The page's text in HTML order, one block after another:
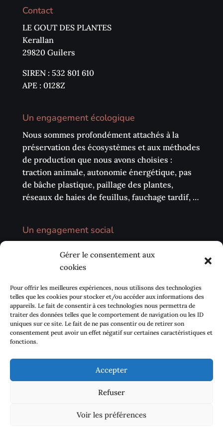
Gérer le consentement aux
cookies
Pour offrir les meilleures expériences, nous utilisons des technologies
telles que les cookies pour stocker et/ou accéder aux informations des
appareils. Le fait de consentir à ces technologies nous permettra de
traiter des données telles que le comportement de navigation ou les ID
uniques sur ce site. Le fait de ne pas consentir ou de retirer son
consentement peut avoir un effet négatif sur certaines caractéristiques et
fonctions.
Accepter
Refuser
Voir les préférences
Contact
LE GOUT DES PLANTES
Kerallan
29820 Guilers
SIREN : 532 801 610
APE : 0128Z
Un engagement écologique
Nous sommes profondément attachés à la
préservation des écosystèmes et aux méthodes
de production que nous avons choisies :
traction animale, autonomie énergétique, pas
de bâche plastique, paillage des plantes,
réseaux de haies de feuillus, fauchage tardif, …
Un engagement social
marchés, les circuits courts (AMAP, …) et notre
environnement local. Nous avons également à
cœur de développer des échanges avec les
centres sociaux de proximité pour sensibiliser
la population à se réapproprier Le goût des
plantes.
Contact
Mentions légales
Politique de cookies (UE)